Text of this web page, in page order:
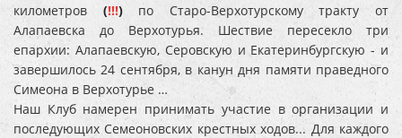
километров
(!!!)по Старо-Верхотурскому тракту от
Алапаевска до Верхотурья. Шествие пересекло три
епархии: Алапаевскую, Серовскую и Екатеринбургскую - и
завершилось 24 сентября, в канун дня памяти праведного
Симеона в Верхотурье …
Наш Клуб намерен принимать участие в организации и
последующих Семеоновских крестных ходов... Для каждого